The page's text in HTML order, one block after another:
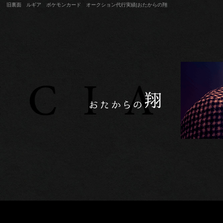
旧裏面 ルギア ポケモンカード オークション代行実績|おたからの翔